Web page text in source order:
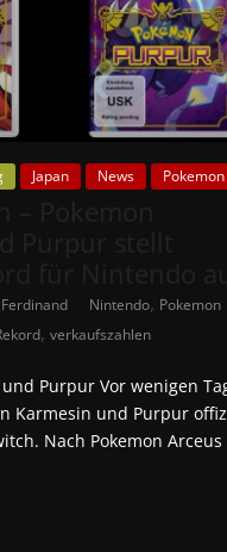
Japan News Pokemon
Ferdinand Nintendo, Pokemon
, verkaufszahlen
Purpur Vor wenigen
Karmesin und Purpur
Nach Pokemon Arceus